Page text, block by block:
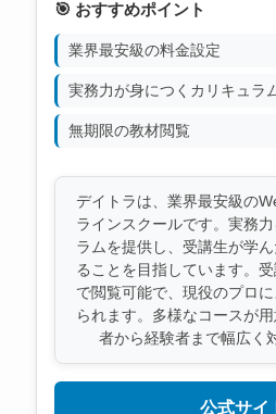
🎯 おすすめポイント
業界最安級の料金設定
実務力が身につくカリキュラ
無期限の教材閲覧
デイトラは、業界最安級の
ラインスクールです。実務
ラムを提供し、受講生が学
ることを目指しています。
で閲覧可能で、現役のプロ
られます。多様なコースが
者から経験者まで幅広く
公式サイ